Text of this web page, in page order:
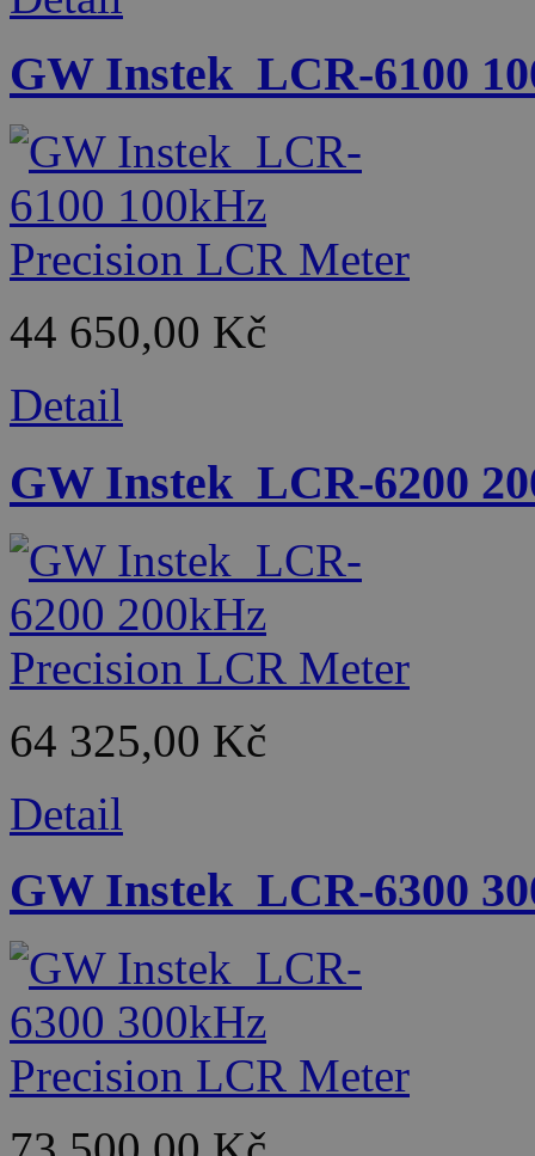
GW Instek_LCR-6100
44 650,00 Kč
Detail
GW Instek_LCR-6200
64 325,00 Kč
Detail
GW Instek_LCR-6300